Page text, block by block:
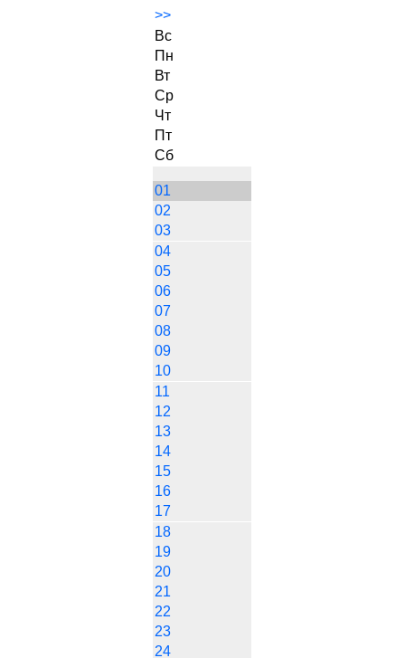
>>
Вс
Пн
Вт
Ср
Чт
Пт
Сб
01
02
03
04
05
06
07
08
09
10
11
12
13
14
15
16
17
18
19
20
21
22
23
24